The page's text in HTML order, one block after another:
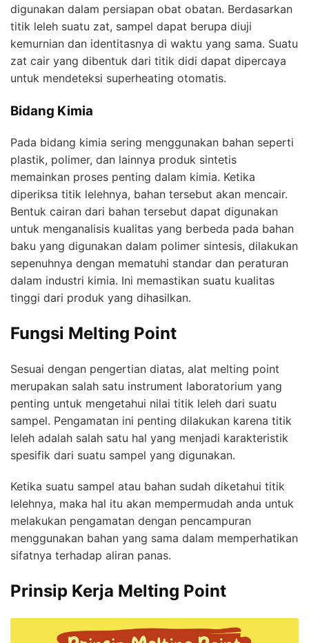
digunakan dalam persiapan obat obatan. Berdasarkan
titik leleh suatu zat, sampel dapat berupa diuji
kemurnian dan identitasnya di waktu yang sama. Suatu
zat cair yang dibentuk dari titik didi dapat dipercaya
untuk mendeteksi superheating otomatis.
Bidang Kimia
Pada bidang kimia sering menggunakan bahan seperti
plastik, polimer, dan lainnya produk sintetis
memainkan proses penting dalam kimia. Ketika
diperiksa titik lelehnya, bahan tersebut akan mencair.
Bentuk cairan dari bahan tersebut dapat digunakan
untuk menganalisis kualitas yang berbeda pada bahan
baku yang digunakan dalam polimer sintesis, dilakukan
sepenuhnya dengan mematuhi standar dan peraturan
dalam industri kimia. Ini memastikan suatu kualitas
tinggi dari produk yang dihasilkan.
Fungsi Melting Point
Sesuai dengan pengertian diatas, alat melting point
merupakan salah satu instrument laboratorium yang
penting untuk mengetahui nilai titik leleh dari suatu
sampel. Pengamatan ini penting dilakukan karena titik
leleh adalah salah satu hal yang menjadi karakteristik
spesifik dari suatu sampel yang digunakan.
Ketika suatu sampel atau bahan sudah diketahui titik
lelehnya, maka hal itu akan mempermudah anda untuk
melakukan pengamatan dengan pencampuran
menggunakan bahan yang sama dalam memperhatikan
sifatnya terhadap aliran panas.
Prinsip Kerja Melting Point